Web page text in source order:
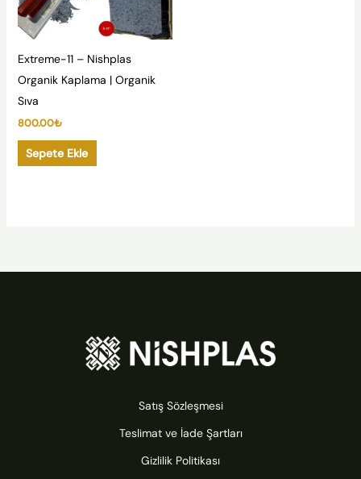
Extreme-11 – Nishplas
Organik Kaplama | Organik
Sıva
800.00₺
Sepete Ekle
Satış Sözleşmesi
Teslimat ve İade Şartları
Gizlilik Politikası